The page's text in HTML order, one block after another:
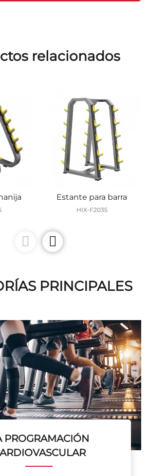
relacionados
Estante para barra
HIX-F2035
PRINCIPALES
PROGRAMACIÓN